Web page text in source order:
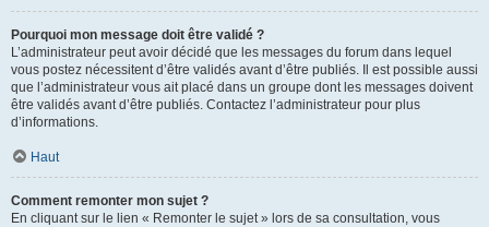
Pourquoi mon message doit être validé ?
L’administrateur peut avoir décidé que les messages du forum dans lequel
vous postez nécessitent d’être validés avant d’être publiés. Il est possible aussi
que l’administrateur vous ait placé dans un groupe dont les messages doivent
être validés avant d’être publiés. Contactez l’administrateur pour plus
d’informations.
Haut
Comment remonter mon sujet ?
En cliquant sur le lien « Remonter le sujet » lors de sa consultation, vous